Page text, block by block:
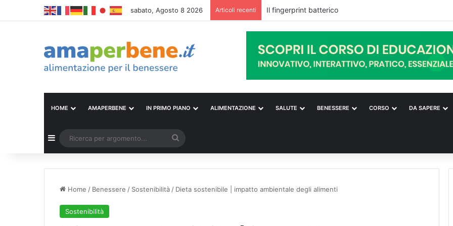
sabato, Agosto 8 2026 Articoli recenti Il fingerprint batterico
HOME AMAPERBENE IN PRIMO PIANO ALIMENTAZIONE SALUTE BENESSERE CORSO DA SAPERE
Barra laterale
per
Home / Benessere / Sostenibilità / Dieta sostenibile | impatto ambientale degli alimenti
Sostenibilità